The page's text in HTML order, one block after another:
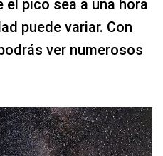
el pico sea a una hora
puede variar. Con
ver numerosos